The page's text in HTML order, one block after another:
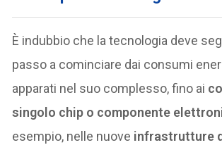
È indubbio che la tecnologia deve
passo a cominciare dai consumi
apparati nel suo complesso, fino ai
singolo chip o componente
esempio, nelle nuove infrastrutture